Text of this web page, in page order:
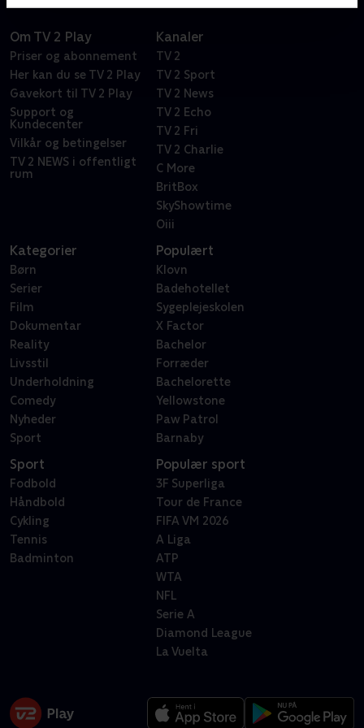
Om TV 2 Play
Priser og abonnement
Her kan du se TV 2 Play
Gavekort til TV 2 Play
Support og
Kundecenter
Vilkår og betingelser
TV 2 NEWS i offentligt
rum
Kanaler
TV 2
TV 2 Sport
TV 2 News
TV 2 Echo
TV 2 Fri
TV 2 Charlie
C More
BritBox
SkyShowtime
Oiii
Kategorier
Børn
Serier
Film
Dokumentar
Reality
Livsstil
Underholdning
Comedy
Nyheder
Sport
Populært
Klovn
Badehotellet
Sygeplejeskolen
X Factor
Bachelor
Forræder
Bachelorette
Yellowstone
Paw Patrol
Barnaby
Sport
Fodbold
Håndbold
Cykling
Tennis
Badminton
Populær sport
3F Superliga
Tour de France
FIFA VM 2026
A Liga
ATP
WTA
NFL
Serie A
Diamond League
La Vuelta